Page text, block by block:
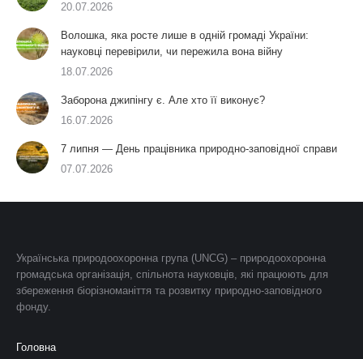
20.07.2026
Волошка, яка росте лише в одній громаді України:
науковці перевірили, чи пережила вона війну
18.07.2026
Заборона джипінгу є. Але хто її виконує?
16.07.2026
7 липня — День працівника природно-заповідної справи
07.07.2026
Українська природоохоронна група (UNCG) – природоохоронна
громадська організація, спільнота науковців, які працюють для
збереження біорізноманіття та розвитку природно-заповідного
фонду.
Головна